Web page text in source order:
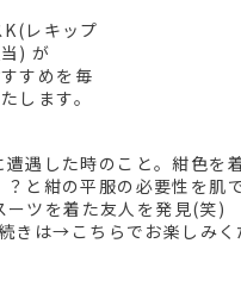
レキップ
) が
すめを毎
します。
遇した時のこと。紺色を
？と紺の平服の必要性を肌
ーツを着た友人を発見(笑
きは→ こちらでお楽しみ